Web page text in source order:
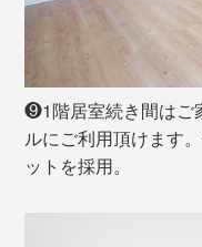
❾1階居室続き間はご
ルにご利用頂けます
ットを採用。